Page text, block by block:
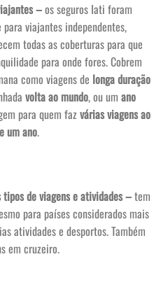
–os seguros Iati foram
viajantes independentes,
todas as coberturas para que
para onde fores. Cobrem
como viagens de longa duração
volta ao mundo, ou um ano
para quem faz várias viagens ao
um ano.
de viagens e atividades –tem
para países considerados mais
atividades e desportos. Também
em cruzeiro.